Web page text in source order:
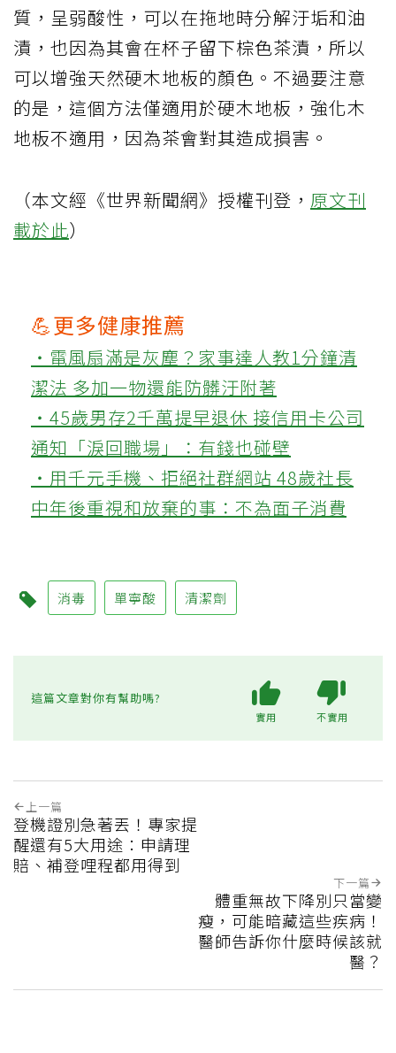
質，呈弱酸性，可以在拖地時分解汙垢和油
漬，也因為其會在杯子留下棕色茶漬，所以
可以增強天然硬木地板的顏色。不過要注意
的是，這個方法僅適用於硬木地板，強化木
地板不適用，因為茶會對其造成損害。
（本文經《世界新聞網》授權刊登， 原文刊
載於此）
💪更多健康推薦
‧電風扇滿是灰塵？家事達人教1分鐘清
潔法 多加一物還能防髒汙附著
‧45歲男存2千萬提早退休 接信用卡公司
通知「淚回職場」：有錢也碰壁
‧用千元手機、拒絕社群網站 48歲社長
中年後重視和放棄的事：不為面子消費
消毒 單寧酸 清潔劑
這篇文章對你有幫助嗎?
實用 不實用
上一篇
登機證別急著丟！專家提
醒還有5大用途：申請理
賠、補登哩程都用得到
下一篇
體重無故下降別只當變
瘦，可能暗藏這些疾病！
醫師告訴你什麼時候該就
醫？